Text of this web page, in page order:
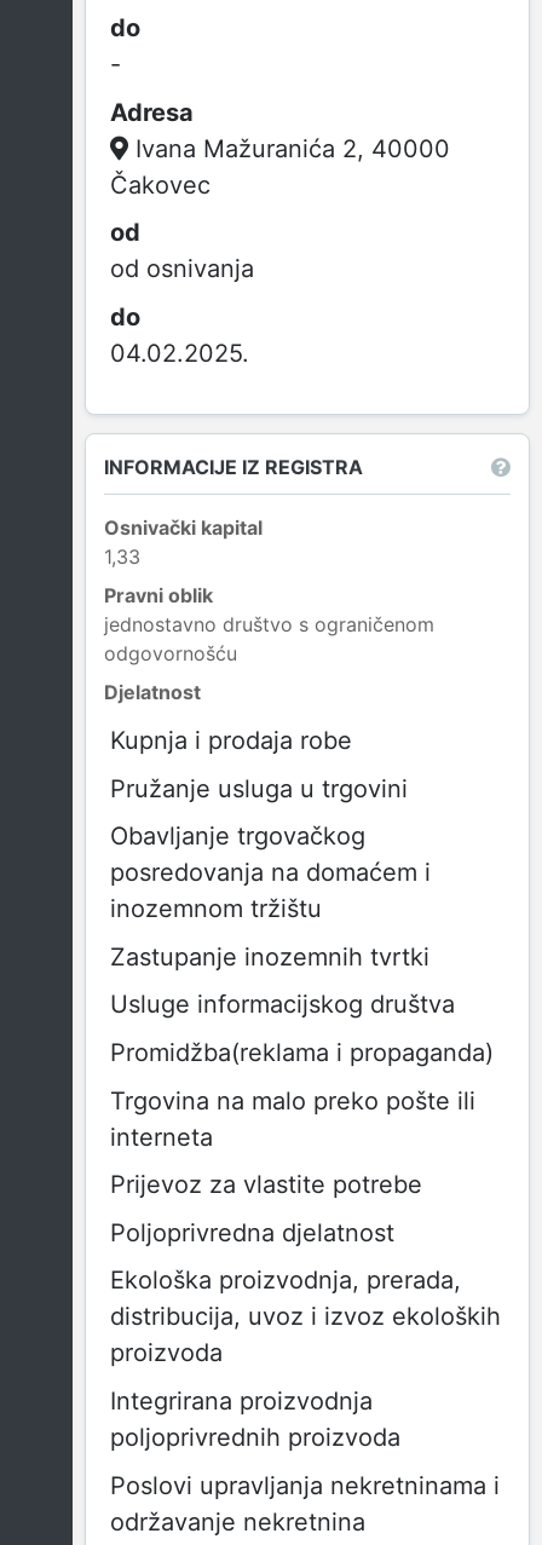
-
Ivana Mažuranića 2, 40000
Čakovec
od osnivanja
04.02.2025.
INFORMACIJE IZ REGISTRA
Osnivački kapital
1,33
Pravni oblik
jednostavno društvo s ograničenom
odgovornošću
Djelatnost
Kupnja i prodaja robe
Pružanje usluga u trgovini
Obavljanje trgovačkog
posredovanja na domaćem i
inozemnom tržištu
Zastupanje inozemnih tvrtki
Usluge informacijskog društva
Promidžba(reklama i propaganda)
Trgovina na malo preko pošte ili
interneta
Prijevoz za vlastite potrebe
Poljoprivredna djelatnost
Ekološka proizvodnja, prerada,
distribucija, uvoz i izvoz ekoloških
proizvoda
Integrirana proizvodnja
poljoprivrednih proizvoda
Poslovi upravljanja nekretninama i
održavanje nekretnina